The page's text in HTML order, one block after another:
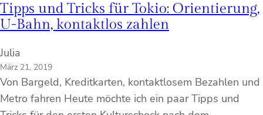
Tipps und Tricks für Tokio: Orientierung,
U-Bahn, kontaktlos zahlen
Julia
März 21, 2019
Von Bargeld, Kreditkarten, kontaktlosem Bezahlen und
Metro fahren Heute möchte ich ein paar Tipps und